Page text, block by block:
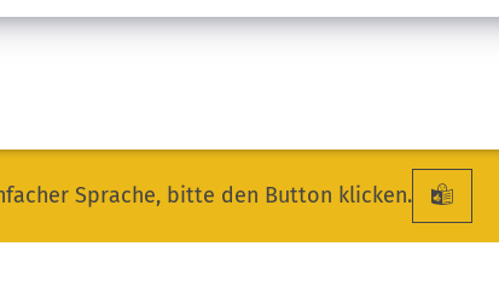
Sprache, bitte den Button klicken.